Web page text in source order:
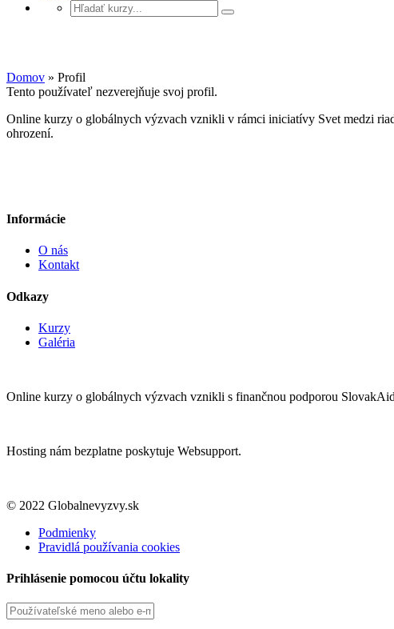
Domov » Profil
Tento používateľ nezverejňuje svoj profil.
Online kurzy o globálnych výzvach vznikli v rámci iniciatívy Svet medzi
ohrození.
Informácie
O nás
Kontakt
Odkazy
Kurzy
Galéria
Online kurzy o globálnych výzvach vznikli s finančnou podporou
Hosting nám bezplatne poskytuje Websupport.
© 2022 Globalnevyzvy.sk
Podmienky
Pravidlá používania cookies
Prihlásenie pomocou účtu lokality